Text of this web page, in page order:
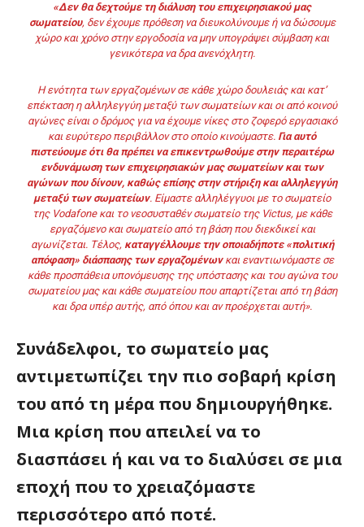
«Δεν θα δεχτούμε τη διάλυση του επιχειρησιακού μας
σωματείου, δεν έχουμε πρόθεση να διευκολύνουμε ή να δώσουμε
χώρο και χρόνο στην εργοδοσία να μην υπογράψει σύμβαση και
γενικότερα να δρα ανενόχλητη.
Η ενότητα των εργαζομένων σε κάθε χώρο δουλειάς και κατ’
επέκταση η αλληλεγγύη μεταξύ των σωματείων και οι από κοινού
αγώνες είναι ο δρόμος για να έχουμε νίκες στο ζοφερό εργασιακό
και ευρύτερο περιβάλλον στο οποίο κινούμαστε. Για αυτό
πιστεύουμε ότι θα πρέπει να επικεντρωθούμε στην περαιτέρω
ενδυνάμωση των επιχειρησιακών μας σωματείων και των
αγώνων που δίνουν, καθώς επίσης στην στήριξη και αλληλεγγύη
μεταξύ των σωματείων. Είμαστε αλληλέγγυοι με το σωματείο
της Vodafone και το νεοσυσταθέν σωματείο της Victus, με κάθε
εργαζόμενο και σωματείο από τη βάση που διεκδικεί και
αγωνίζεται. Τέλος, καταγγέλλουμε την οποιαδήποτε «πολιτική
απόφαση» διάσπασης των εργαζομένων και εναντιωνόμαστε σε
κάθε προσπάθεια υπονόμευσης της υπόστασης και του αγώνα του
σωματείου μας και κάθε σωματείου που απαρτίζεται από τη βάση
και δρα υπέρ αυτής, από όπου και αν προέρχεται αυτή».
Συνάδελφοι, το σωματείο μας
αντιμετωπίζει την πιο σοβαρή κρίση
του από τη μέρα που δημιουργήθηκε.
Μια κρίση που απειλεί να το
διασπάσει ή και να το διαλύσει σε μια
εποχή που το χρειαζόμαστε
περισσότερο από ποτέ.